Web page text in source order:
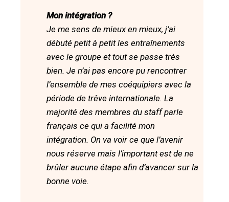
Mon intégration ?
Je me sens de mieux en mieux, j’ai
débuté petit à petit les entraînements
avec le groupe et tout se passe très
bien. Je n’ai pas encore pu rencontrer
l’ensemble de mes coéquipiers avec la
période de trêve internationale. La
majorité des membres du staff parle
français ce qui a facilité mon
intégration. On va voir ce que l’avenir
nous réserve mais l’important est de ne
brûler aucune étape afin d’avancer sur la
bonne voie.